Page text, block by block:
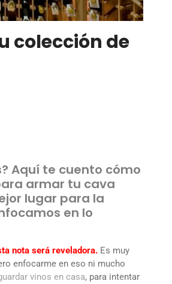
colección de
Aquí te cuento cómo
armar tu cava
lugar para la
en lo
nota será reveladora. Es muy
enfocarme en eso ni mucho
vinos en casa, para intentar